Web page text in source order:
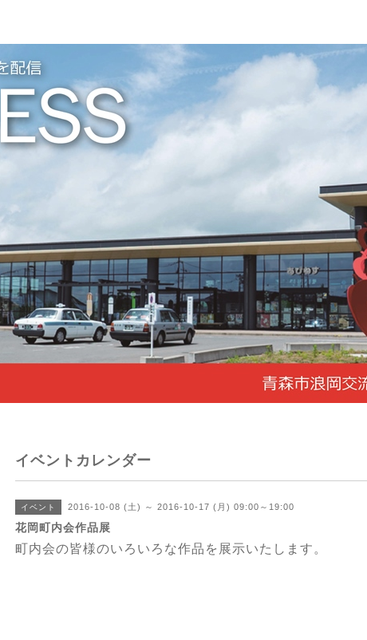
イベントカレンダー
イベント 2016-10-08 (土) ～ 2016-10-17 (月) 09:00～19:00
花岡町内会作品展
町内会の皆様のいろいろな作品を展示いたします。